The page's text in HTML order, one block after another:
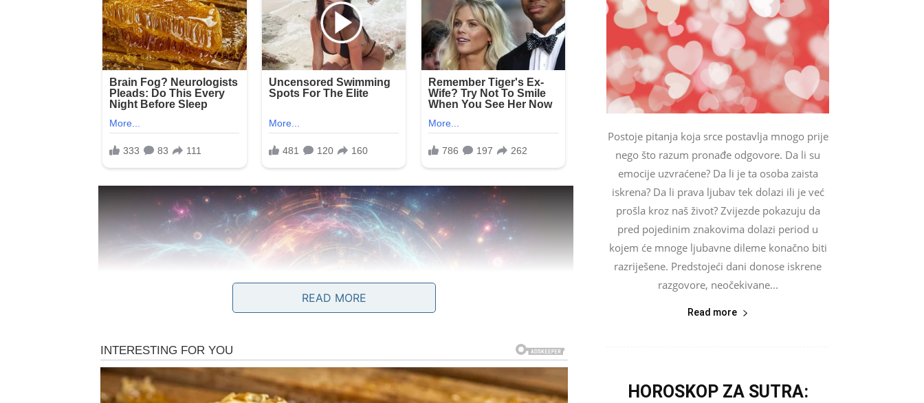
READ MORE
Postoje pitanja koja srce postavlja mnogo prije
nego što razum pronađe odgovore. Da li su
emocije uzvraćene? Da li je ta osoba zaista
iskrena? Da li prava ljubav tek dolazi ili je već
prošla kroz naš život? Zvijezde pokazuju da
pred pojedinim znakovima dolazi period u
kojem će mnoge ljubavne dileme konačno biti
razriješene. Predstojeći dani donose iskrene
razgovore, neočekivane...
Read more
HOROSKOP ZA SUTRA: